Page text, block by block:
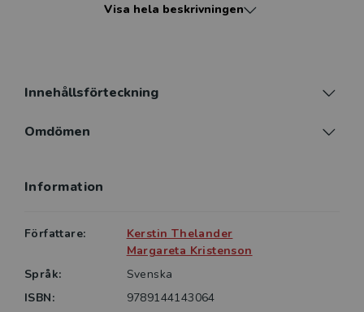
Denna bok syftar till att fylla detta tomrum genom
att minska ofrivillig ensamhet. Särskilt beskrivs
prescribing), då den visat sig framgångsrik inte bara i
yrkesverksamma inom medicin, folkhälsa, omvårdnad,
rehabilitering, psykologi, socialt arbete, skola och
omsorg, beslutsfattare och den intresserade
allmänheten.
Visa hela beskrivningen
Innehållsförteckning
Omdömen
Information
Författare:
Kerstin Thelander
Margareta Kristenson
Språk:
Svenska
ISBN:
9789144143064